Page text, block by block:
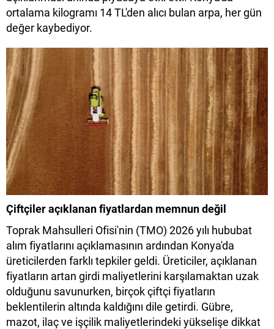
ortalama kilogramı 14 TL'den alıcı bulan arpa, her gün
değer kaybediyor.
Çiftçiler açıklanan fiyatlardan memnun değil
Toprak Mahsulleri Ofisi'nin (TMO) 2026 yılı hububat
alım fiyatlarını açıklamasının ardından Konya'da
üreticilerden farklı tepkiler geldi. Üreticiler, açıklanan
fiyatların artan girdi maliyetlerini karşılamaktan uzak
olduğunu savunurken, birçok çiftçi fiyatların
beklentilerin altında kaldığını dile getirdi. Gübre,
mazot, ilaç ve işçilik maliyetlerindeki yükselişe dikkat